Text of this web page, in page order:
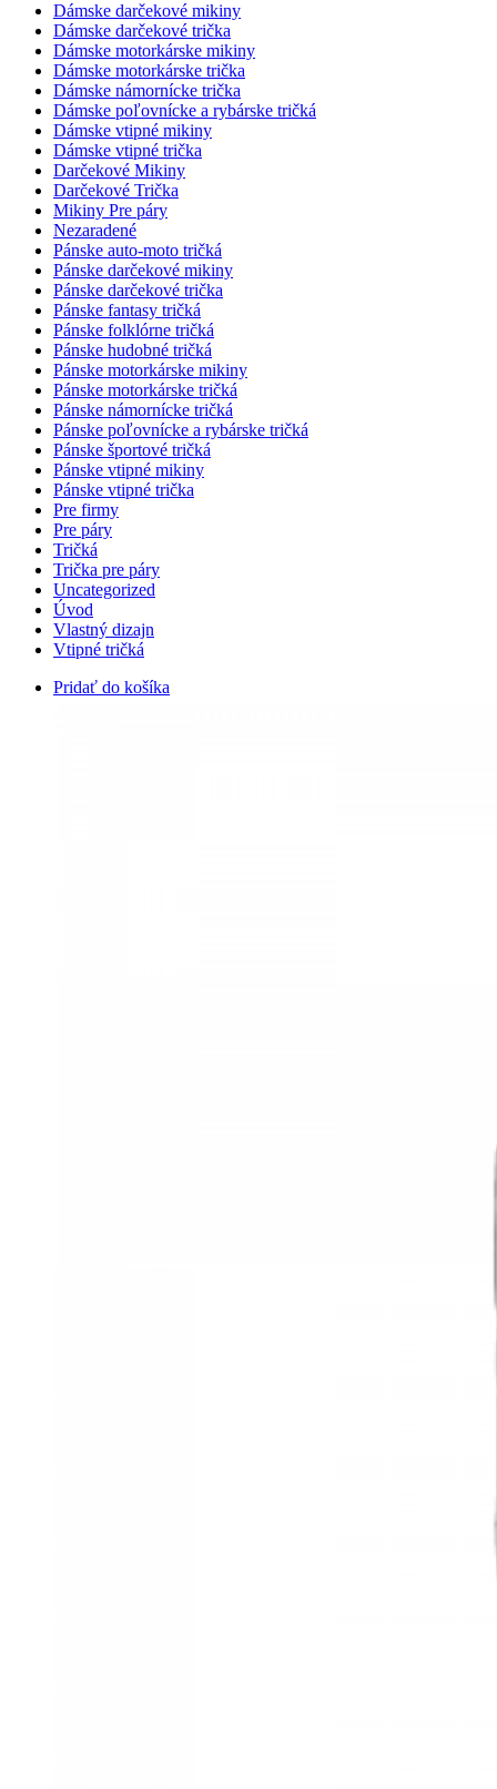
Dámske darčekové mikiny
Dámske darčekové trička
Dámske motorkárske mikiny
Dámske motorkárske trička
Dámske námornícke trička
Dámske poľovnícke a rybárske tričká
Dámske vtipné mikiny
Dámske vtipné trička
Darčekové Mikiny
Darčekové Trička
Mikiny Pre páry
Nezaradené
Pánske auto-moto tričká
Pánske darčekové mikiny
Pánske darčekové trička
Pánske fantasy tričká
Pánske folklórne tričká
Pánske hudobné tričká
Pánske motorkárske mikiny
Pánske motorkárske tričká
Pánske námornícke tričká
Pánske poľovnícke a rybárske tričká
Pánske športové tričká
Pánske vtipné mikiny
Pánske vtipné trička
Pre firmy
Pre páry
Tričká
Trička pre páry
Uncategorized
Úvod
Vlastný dizajn
Vtipné tričká
Pridať do košíka